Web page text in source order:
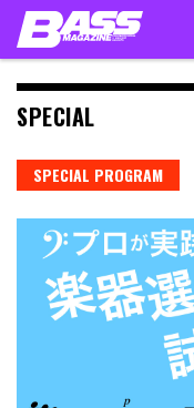
Skip
content
SPECIAL
SPECIAL PROGRAM